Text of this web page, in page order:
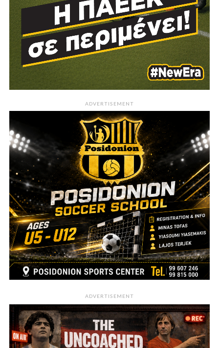
ADVERTISEMENT
ADVERTISEMENT